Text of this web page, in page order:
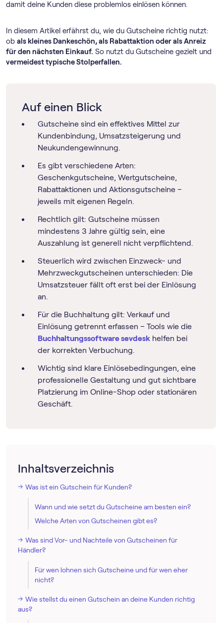
damit deine Kunden diese problemlos einlösen können.
In diesem Artikel erfährst du, wie du Gutscheine richtig nutzt:
ob als kleines Dankeschön, als Rabattaktion oder als Anreiz
für den nächsten Einkauf. So nutzt du Gutscheine gezielt und
vermeidest typische Stolperfallen.
Auf einen Blick
Gutscheine sind ein effektives Mittel zur
Kundenbindung, Umsatzsteigerung und
Neukundengewinnung.
Es gibt verschiedene Arten:
Geschenkgutscheine, Wertgutscheine,
Rabattaktionen und Aktionsgutscheine –
jeweils mit eigenen Regeln.
Rechtlich gilt: Gutscheine müssen
mindestens 3 Jahre gültig sein, eine
Auszahlung ist generell nicht verpflichtend.
Steuerlich wird zwischen Einzweck- und
Mehrzweckgutscheinen unterschieden: Die
Umsatzsteuer fällt oft erst bei der Einlösung
an.
Für die Buchhaltung gilt: Verkauf und
Einlösung getrennt erfassen – Tools wie die
Buch­haltungs­software sevdesk helfen bei
der korrekten Verbuchung.
Wichtig sind klare Einlösebedingungen, eine
professionelle Gestaltung und gut sichtbare
Platzierung im Online-Shop oder stationären
Geschäft.
Inhaltsverzeichnis
Was ist ein Gutschein für Kunden?
Wann und wie setzt du Gutscheine am besten ein?
Welche Arten von Gutscheinen gibt es?
Was sind Vor- und Nachteile von Gutscheinen für
Händler?
Für wen lohnen sich Gutscheine und für wen eher
nicht?
Wie stellst du einen Gutschein an deine Kunden richtig
aus?